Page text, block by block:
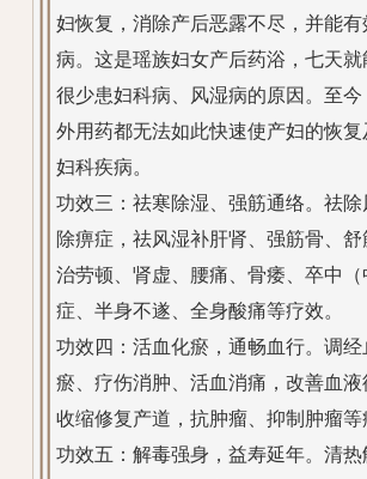
妇恢复，消除产后恶露不尽，并能
病。这是瑶族妇女产后药浴，七天就
很少患妇科病、风湿病的原因。至今
外用药都无法如此快速使产妇的恢
妇科疾病。
功效三：祛寒除湿、强筋通络。祛
除痹症，祛风湿补肝肾、强筋骨、
治劳顿、肾虚、腰痛、骨痿、卒中
症、半身不遂、全身酸痛等疗效。
功效四：活血化瘀，通畅血行。调
瘀、疗伤消肿、活血消痛，改善血
收缩修复产道，抗肿瘤、抑制肿瘤等
功效五：解毒强身，益寿延年。清